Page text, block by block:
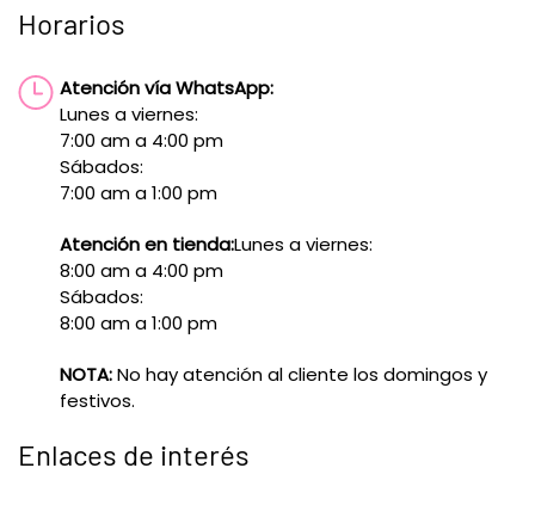
Horarios
Atención vía WhatsApp:
Lunes a viernes:
7:00 am a 4:00 pm
Sábados:
7:00 am a 1:00 pm
Atención en tienda:Lunes a viernes:
8:00 am a 4:00 pm
Sábados:
8:00 am a 1:00 pm
NOTA:No hay atención al cliente los domingos y
festivos.
Enlaces de interés